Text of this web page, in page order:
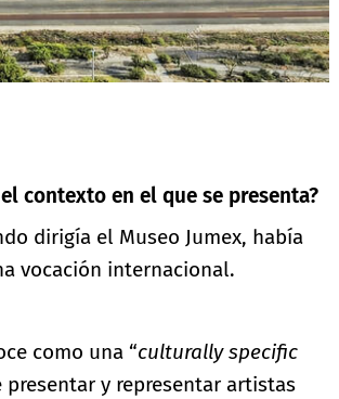
contexto en el que se presenta?
dirigía el Museo Jumex, había
vocación internacional.
como una “culturally specific
y representar artistas